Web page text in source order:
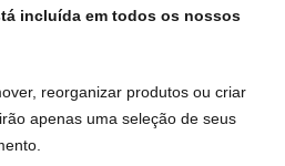
incluída em todos os nossos
reorganizar produtos ou criar
apenas uma seleção de seus